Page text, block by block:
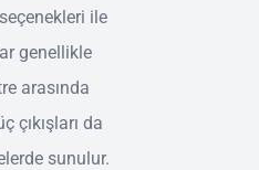
ile
genellikle
arasında
çıkışları da
sunulur.